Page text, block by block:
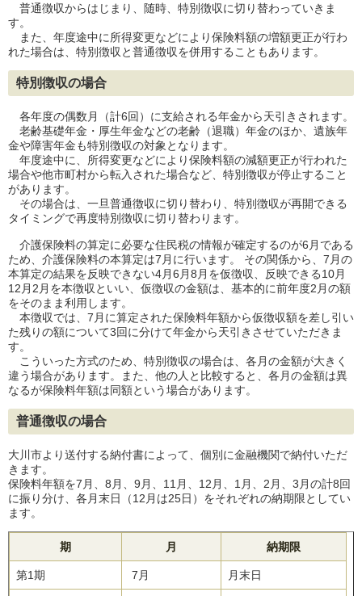
普通徴収からはじまり、随時、特別徴収に切り替わっていきま
す。
また、年度途中に所得変更などにより保険料額の増額更正が行わ
れた場合は、特別徴収と普通徴収を併用することもあります。
特別徴収の場合
各年度の偶数月（計6回）に支給される年金から天引きされます。
老齢基礎年金・厚生年金などの老齢（退職）年金のほか、遺族年
金や障害年金も特別徴収の対象となります。
年度途中に、所得変更などにより保険料額の減額更正が行われた
場合や他市町村から転入された場合など、特別徴収が停止すること
があります。
その場合は、一旦普通徴収に切り替わり、特別徴収が再開できる
タイミングで再度特別徴収に切り替わります。
介護保険料の算定に必要な住民税の情報が確定するのが6月である
ため、介護保険料の本算定は7月に行います。 その関係から、7月の
本算定の結果を反映できない4月6月8月を仮徴収、反映できる10月
12月2月を本徴収といい、仮徴収の金額は、基本的に前年度2月の額
をそのまま利用します。
本徴収では、7月に算定された保険料年額から仮徴収額を差し引い
た残りの額について3回に分けて年金から天引きさせていただきま
す。
こういった方式のため、特別徴収の場合は、各月の金額が大きく
違う場合があります。また、他の人と比較すると、各月の金額は異
なるが保険料年額は同額という場合があります。
普通徴収の場合
大川市より送付する納付書によって、個別に金融機関で納付いただ
きます。
保険料年額を7月、8月、9月、11月、12月、1月、2月、3月の計8回
に振り分け、各月末日（12月は25日）をそれぞれの納期限としてい
ます。
期 月 納期限
第1期 7月 月末日